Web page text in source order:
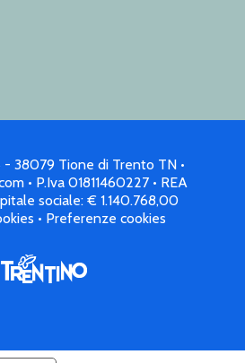
38079 Tione di Trento TN •
• P.Iva 01811460227 • REA
sociale: € 1.140.768,00
• Preferenze cookies